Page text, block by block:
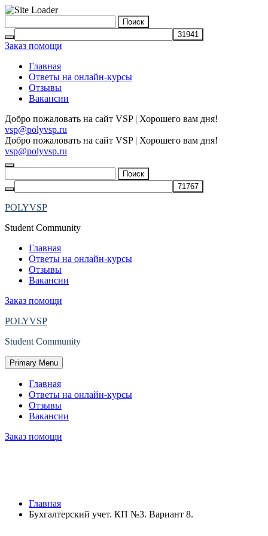
to
content
Заказ помощи
Главная
Ответы на онлайн-курсы
Отзывы
Вакансии
Добро пожаловать на сайт VSP | Хорошего вам дня!
vsp@polyvsp.ru
Добро пожаловать на сайт VSP | Хорошего вам дня!
vsp@polyvsp.ru
POLYVSP
Student Community
Главная
Ответы на онлайн-курсы
Отзывы
Вакансии
Заказ помощи
POLYVSP
Student Community
Primary Menu
Главная
Ответы на онлайн-курсы
Отзывы
Вакансии
Заказ помощи
Главная
Бухгалтерский учет. КП №3. Вариант 8.